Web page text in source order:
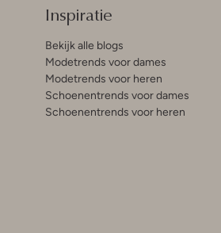
Inspiratie
Bekijk alle blogs
Modetrends voor dames
Modetrends voor heren
Schoenentrends voor dames
Schoenentrends voor heren